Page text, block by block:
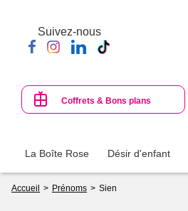
contenu
principal
Suivez-nous
Coffrets & Bons plans
La Boîte Rose Désir d'enfant
d'Ariane
Accueil Prénoms Sien